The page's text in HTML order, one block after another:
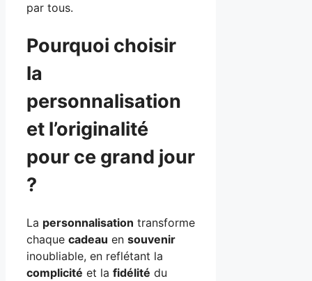
par tous.
Pourquoi choisir
la
personnalisation
et l’originalité
pour ce grand jour
?
La personnalisation transforme
chaque cadeau en souvenir
inoubliable, en reflétant la
complicité et la fidélité du